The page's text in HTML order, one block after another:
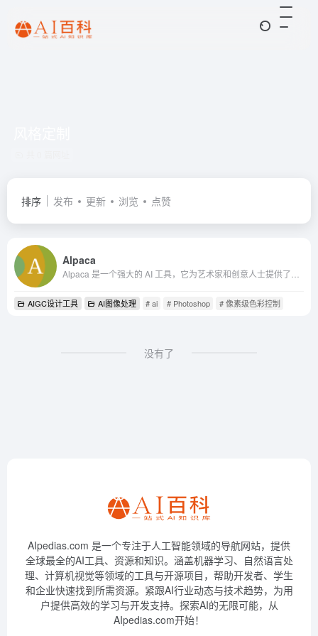
排序 发布 更新 浏览 点赞
Alpaca
AIGC设计工具 AI图像处理 # ai # Photoshop # 像素级色彩控制
没有了
AIpedias.com 是一个专注于人工智能领域的导航网站，提供
全球最全的AI工具、资源和知识。涵盖机器学习、自然语言处
理、计算机视觉等领域的工具与开源项目，帮助开发者、学生
和企业快速找到所需资源。紧跟AI行业动态与技术趋势，为用
户提供高效的学习与开发支持。探索AI的无限可能，从
AIpedias.com开始！